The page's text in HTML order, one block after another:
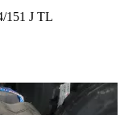
151 J TL